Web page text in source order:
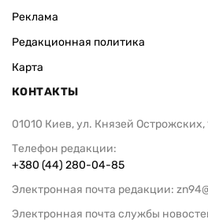
Реклама
Редакционная политика
Карта
КОНТАКТЫ
01010 Киев, ул. Князей Острожских,
Телефон редакции:
+380 (44) 280-04-85
Электронная почта редакции:
Электронная почта службы